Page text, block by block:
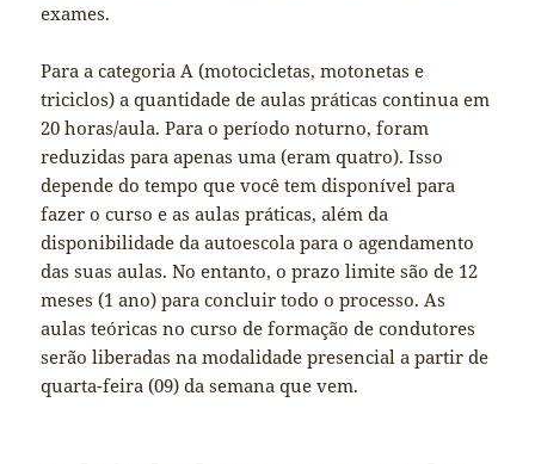
exames.
Para a categoria A (motocicletas, motonetas e
triciclos) a quantidade de aulas práticas continua em
20 horas/aula. Para o período noturno, foram
reduzidas para apenas uma (eram quatro). Isso
depende do tempo que você tem disponível para
fazer o curso e as aulas práticas, além da
disponibilidade da autoescola para o agendamento
das suas aulas. No entanto, o prazo limite são de 12
meses (1 ano) para concluir todo o processo. As
aulas teóricas no curso de formação de condutores
serão liberadas na modalidade presencial a partir de
quarta-feira (09) da semana que vem.